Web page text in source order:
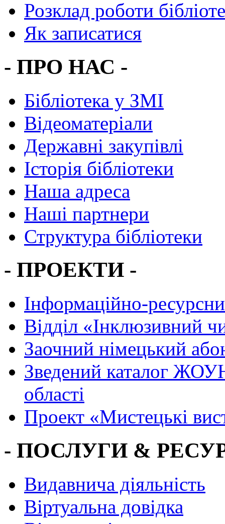
Розклад роботи
Як записатися
- ПРО НАС -
Бібліотека у ЗМІ
Відеоматеріали
Державні закупівлі
Історія бібліотеки
Наша адреса
Наші партнери
Структура бібліотеки
- ПРОЕКТИ -
Інформаційно-
Вiддiл «Інклюзивний
Заочний німецький
Зведений каталог
області
Проект «Мистецькі
- ПОСЛУГИ &
Видавнича діяльність
Віртуальна довідка